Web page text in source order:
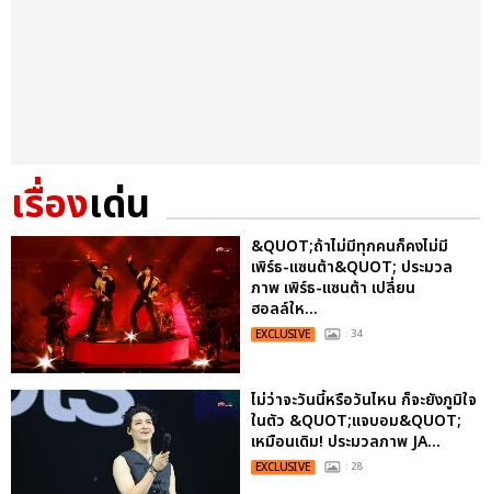
เรื่องเด่น
&QUOT;ถ้าไม่มีทุกคนก็คงไม่มี
เพิร์ธ-แซนต้า&QUOT; ประมวล
ภาพ เพิร์ธ-แซนต้า เปลี่ยน
ฮอลล์ให...
EXCLUSIVE : 34
ไม่ว่าจะวันนี้หรือวันไหน ก็จะยังภูมิใจ
ในตัว &QUOT;แจบอม&QUOT;
เหมือนเดิม! ประมวลภาพ JA...
EXCLUSIVE : 28